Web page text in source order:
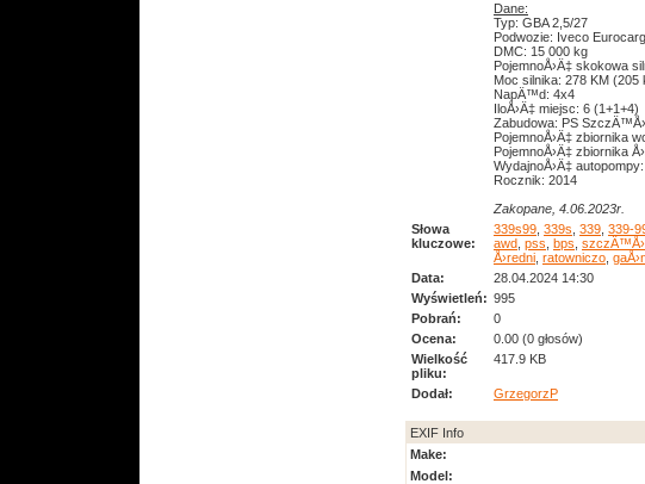
Dane:
Typ: GBA 2,5/27
Podwozie: Iveco
DMC: 15 000 kg
PojemnoÅ›Ä‡ skokowa
Moc silnika: 278 KM (205
NapÄ™d: 4x4
IloÅ›Ä‡ miejsc: 6 (1+1+4)
Zabudowa: PS
PojemnoÅ›Ä‡ zbiornika
PojemnoÅ›Ä‡ zbiornika
WydajnoÅ›Ä‡
Rocznik: 2014
Zakopane, 4.06.2023r.
Słowa
kluczowe:
339s99 339s 339 339-
awd pss bps
Å›redni ratowniczo
Data:
28.04.2024 14:30
Wyświetleń: 995
Pobrań:
0
Ocena:
0.00 (0 głosów)
Wielkość
pliku:
417.9 KB
Dodał: GrzegorzP
EXIF Info
Make:
Model: